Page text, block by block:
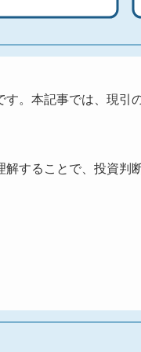
。本記事では、現引
することで、投資判